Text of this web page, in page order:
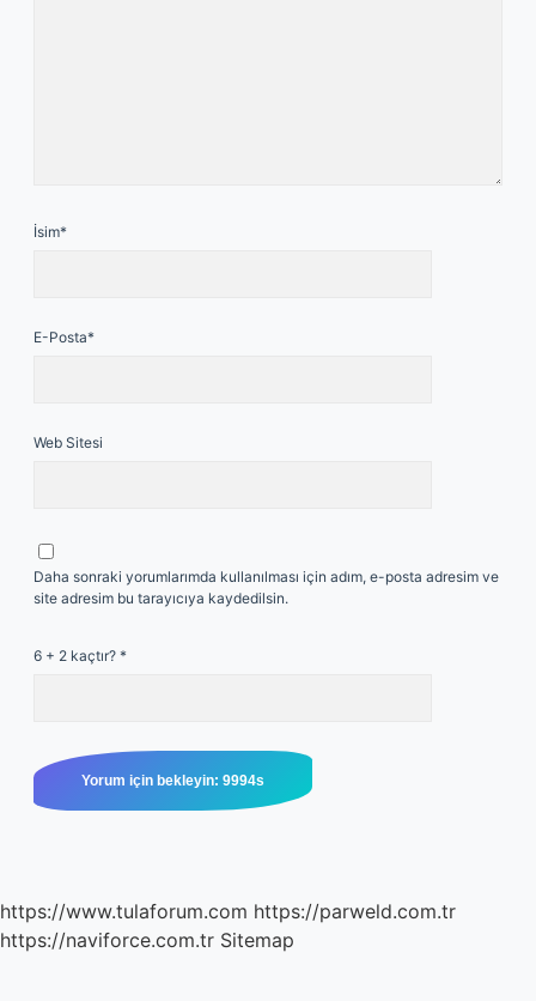
İsim*
E-Posta*
Web Sitesi
Daha sonraki yorumlarımda kullanılması için adım, e-posta adresim ve
site adresim bu tarayıcıya kaydedilsin.
6 + 2 kaçtır? *
https://www.tulaforum.com https://parweld.com.tr
https://naviforce.com.tr Sitemap